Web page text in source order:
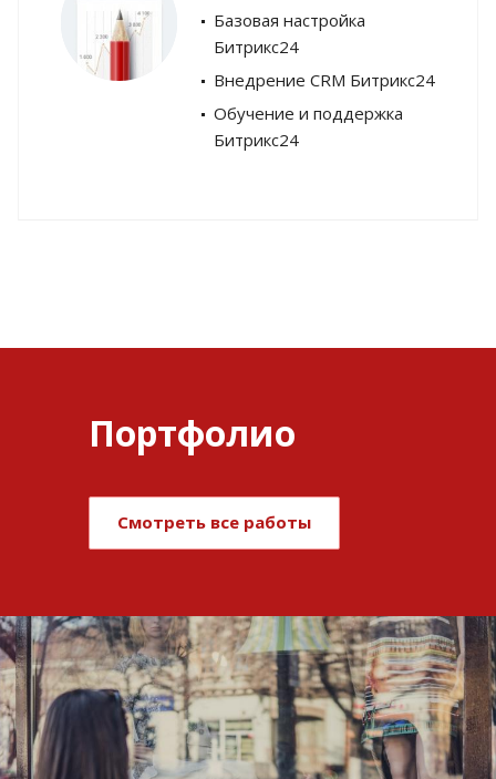
Базовая настройка
Битрикс24
Внедрение CRM Битрикс24
Обучение и поддержка
Битрикс24
Портфолио
Смотреть все работы